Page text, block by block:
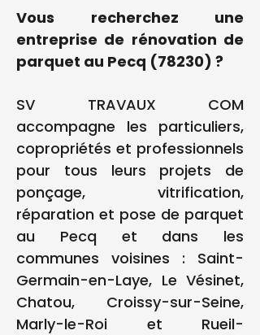
Vous recherchez une
entreprise de rénovation de
parquet au Pecq (78230) ?
SV TRAVAUX COM
accompagne les particuliers,
copropriétés et professionnels
pour tous leurs projets de
ponçage, vitrification,
réparation et pose de parquet
au Pecq et dans les
communes voisines : Saint-
Germain-en-Laye, Le Vésinet,
Chatou, Croissy-sur-Seine,
Marly-le-Roi et Rueil-